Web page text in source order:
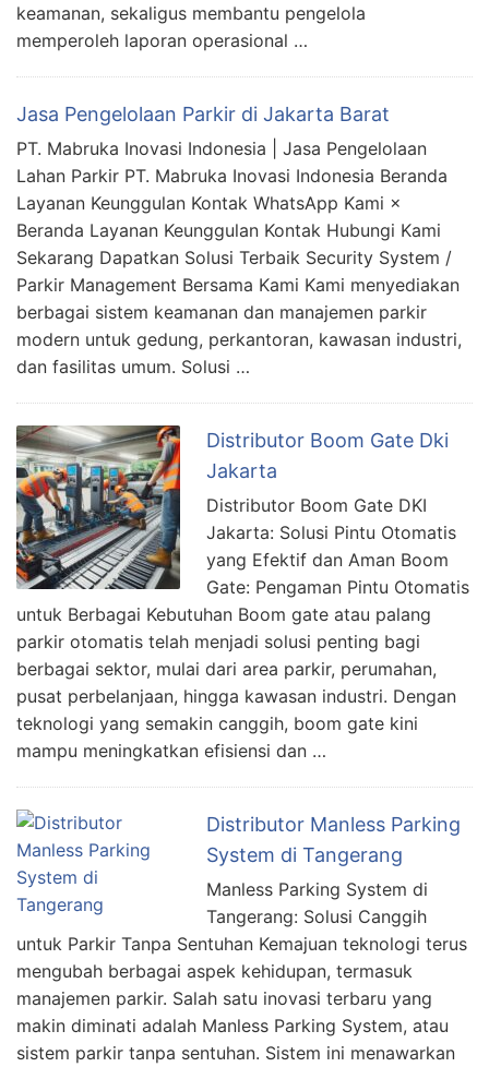
keamanan, sekaligus membantu pengelola
memperoleh laporan operasional …
Jasa Pengelolaan Parkir di Jakarta Barat
PT. Mabruka Inovasi Indonesia | Jasa Pengelolaan
Lahan Parkir PT. Mabruka Inovasi Indonesia Beranda
Layanan Keunggulan Kontak WhatsApp Kami ×
Beranda Layanan Keunggulan Kontak Hubungi Kami
Sekarang Dapatkan Solusi Terbaik Security System /
Parkir Management Bersama Kami Kami menyediakan
berbagai sistem keamanan dan manajemen parkir
modern untuk gedung, perkantoran, kawasan industri,
dan fasilitas umum. Solusi …
Distributor Boom Gate Dki
Jakarta
Distributor Boom Gate DKI
Jakarta: Solusi Pintu Otomatis
yang Efektif dan Aman Boom
Gate: Pengaman Pintu Otomatis
untuk Berbagai Kebutuhan Boom gate atau palang
parkir otomatis telah menjadi solusi penting bagi
berbagai sektor, mulai dari area parkir, perumahan,
pusat perbelanjaan, hingga kawasan industri. Dengan
teknologi yang semakin canggih, boom gate kini
mampu meningkatkan efisiensi dan …
Distributor Manless Parking
System di Tangerang
Manless Parking System di
Tangerang: Solusi Canggih
untuk Parkir Tanpa Sentuhan Kemajuan teknologi terus
mengubah berbagai aspek kehidupan, termasuk
manajemen parkir. Salah satu inovasi terbaru yang
makin diminati adalah Manless Parking System, atau
sistem parkir tanpa sentuhan. Sistem ini menawarkan